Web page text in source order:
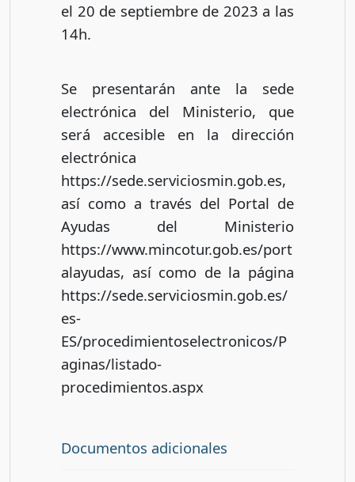
el 20 de septiembre de 2023 a las
14h.
Se presentarán ante la sede
electrónica del Ministerio, que
será accesible en la dirección
electrónica
https://sede.serviciosmin.gob.es,
así como a través del Portal de
Ayudas del Ministerio
https://www.mincotur.gob.es/port
alayudas, así como de la página
https://sede.serviciosmin.gob.es/
es-
ES/procedimientoselectronicos/P
aginas/listado-
procedimientos.aspx
Documentos adicionales